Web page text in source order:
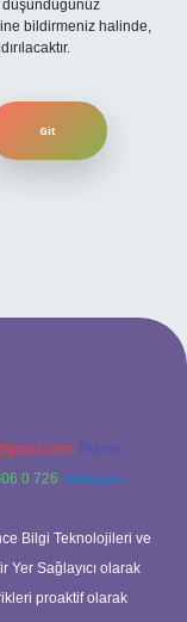
düşündüğünüz
bildirmeniz halinde,
Teams:
0 726 Telegram:
Bilgi Teknolojileri ve
Yer Sağlayıcı olarak
proaktif olarak